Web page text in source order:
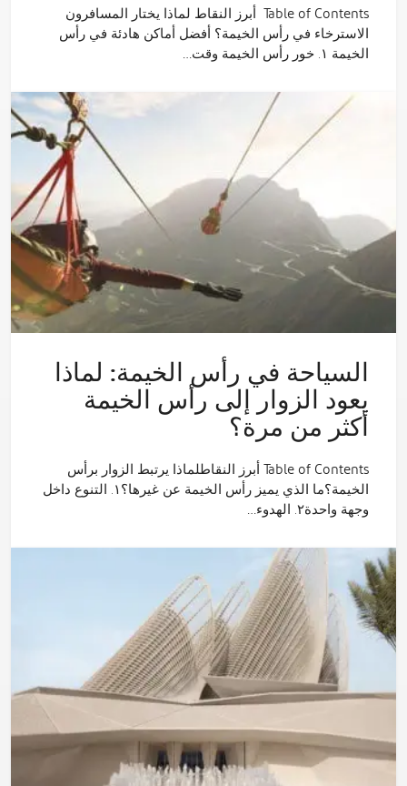
Table of Contents أبرز النقاط لماذا يختار المسافرون
الاسترخاء في رأس الخيمة؟ أفضل أماكن هادئة في رأس
الخيمة ١. خور رأس الخيمة وقت…
السياحة في رأس الخيمة: لماذا
يعود الزوار إلى رأس الخيمة
أكثر من مرة؟
Table of Contents أبرز النقاطلماذا يرتبط الزوار برأس
الخيمة؟ما الذي يميز رأس الخيمة عن غيرها؟١. التنوع داخل
وجهة واحدة٢. الهدوء…